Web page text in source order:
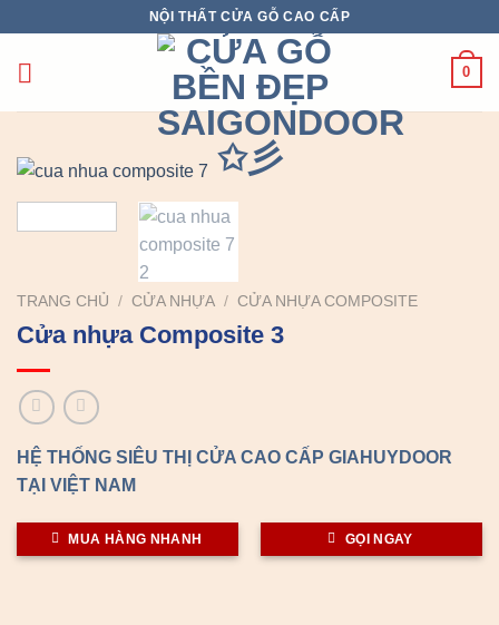
nội
NỘI THẤT CỬA GỖ CAO CẤP
0
TRANG CHỦ / CỬA NHỰA / CỬA NHỰA COMPOSITE
Cửa nhựa Composite 3
HỆ THỐNG SIÊU THỊ CỬA CAO CẤP GIAHUYDOOR
TẠI VIỆT NAM
MUA HÀNG NHANH GỌI NGAY